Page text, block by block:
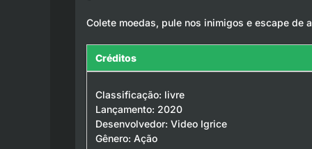
Colete moedas, pule nos inimigos e escape de
Créditos
Classificação: livre
Lançamento: 2020
Desenvolvedor: Video Igrice
Gênero: Ação